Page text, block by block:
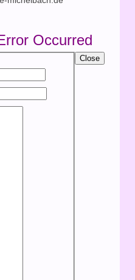
Occurred
Close